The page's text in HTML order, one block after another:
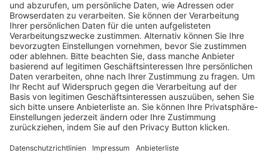
Pässe und Vereinswechsel
Trainerausbildung
Schulungsangebot Vereinsmitarbeiter
BFV-Geschäftsstellen
Trainerbörse
Login SpielPlus
FOLGE DEM BFV